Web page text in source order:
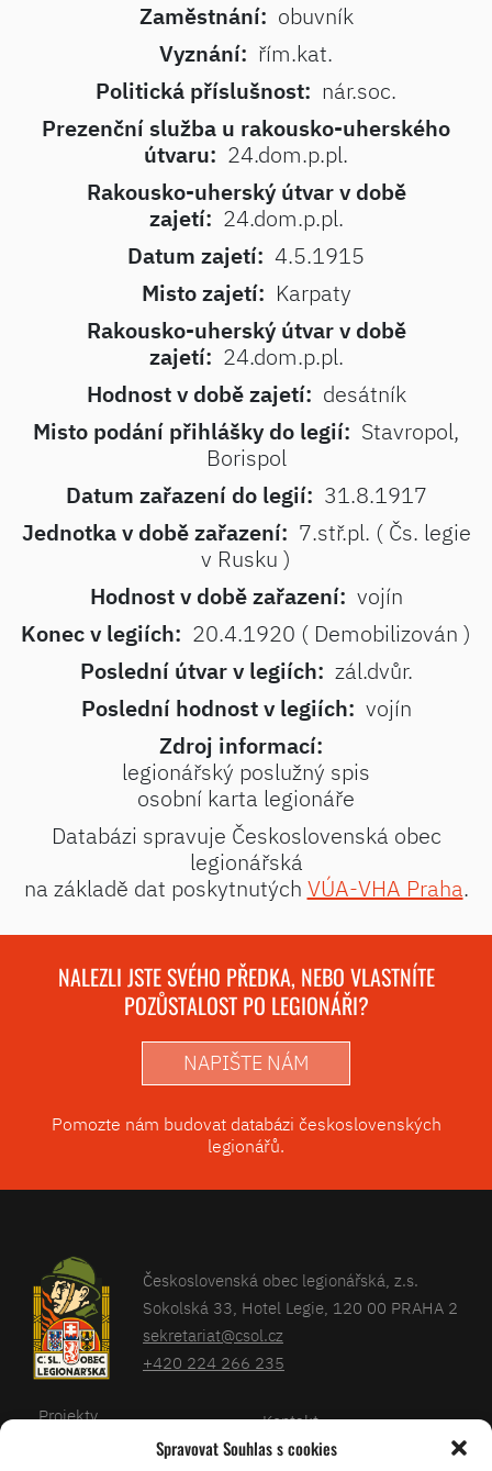
Spravovat Souhlas s cookies
Zaměstnání: obuvník
Vyznání: řím.kat.
Politická příslušnost: nár.soc.
Prezenční služba u rakousko-uherského
útvaru: 24.dom.p.pl.
Rakousko-uherský útvar v době
zajetí: 24.dom.p.pl.
Datum zajetí: 4.5.1915
Misto zajetí: Karpaty
Rakousko-uherský útvar v době
zajetí: 24.dom.p.pl.
Hodnost v době zajetí: desátník
Misto podání přihlášky do legií: Stavropol,
Borispol
Datum zařazení do legií: 31.8.1917
Jednotka v době zařazení: 7.stř.pl. ( Čs. legie
v Rusku )
Hodnost v době zařazení: vojín
Konec v legiích: 20.4.1920 ( Demobilizován )
Poslední útvar v legiích: zál.dvůr.
Poslední hodnost v legiích: vojín
Zdroj informací:
legionářský poslužný spis
osobní karta legionáře
Databázi spravuje Československá obec
legionářská
na základě dat poskytnutých VÚA-VHA Praha.
NALEZLI JSTE SVÉHO PŘEDKA, NEBO VLASTNÍTE
POZŮSTALOST PO LEGIONÁŘI?
NAPIŠTE NÁM
Pomozte nám budovat databázi československých
legionářů.
Československá obec legionářská, z.s.
Sokolská 33, Hotel Legie, 120 00 PRAHA 2
sekretariat@csol.cz
+420 224 266 235
Projekty
Kontakt
Databáze legionářů